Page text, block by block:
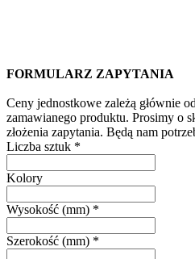
FORMULARZ ZAPYTANIA
Ceny jednostkowe zależą głównie
zamawianego produktu. Prosimy o
złożenia zapytania. Będą nam
Liczba sztuk *
Kolory
Wysokość (mm) *
Szerokość (mm) *